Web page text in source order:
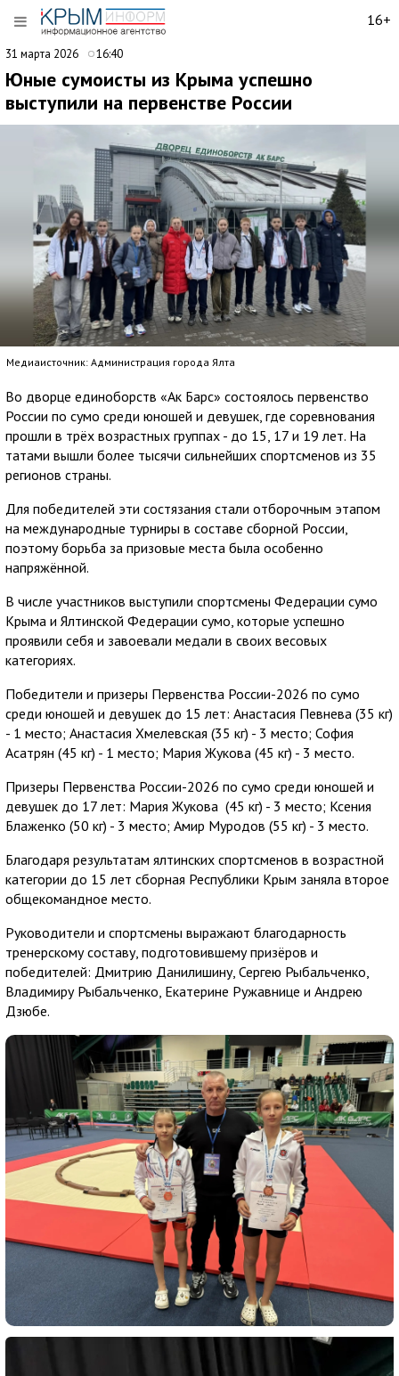
16+
31 марта 2026 16:40
Юные сумоисты из Крыма успешно
выступили на первенстве России
Медиаисточник: Администрация города Ялта
Во дворце единоборств «Ак Барс» состоялось первенство
России по сумо среди юношей и девушек, где соревнования
прошли в трёх возрастных группах - до 15, 17 и 19 лет. На
татами вышли более тысячи сильнейших спортсменов из 35
регионов страны.
Для победителей эти состязания стали отборочным этапом
на международные турниры в составе сборной России,
поэтому борьба за призовые места была особенно
напряжённой.
В числе участников выступили спортсмены Федерации сумо
Крыма и Ялтинской Федерации сумо, которые успешно
проявили себя и завоевали медали в своих весовых
категориях.
Победители и призеры Первенства России-2026 по сумо
среди юношей и девушек до 15 лет: Анастасия Певнева (35 кг)
- 1 место; Анастасия Хмелевская (35 кг) - 3 место; София
Асатрян (45 кг) - 1 место; Мария Жукова (45 кг) - 3 место.
Призеры Первенства России-2026 по сумо среди юношей и
девушек до 17 лет: Мария Жукова (45 кг) - 3 место; Ксения
Блаженко (50 кг) - 3 место; Амир Муродов (55 кг) - 3 место.
Благодаря результатам ялтинских спортсменов в возрастной
категории до 15 лет сборная Республики Крым заняла второе
общекомандное место.
Руководители и спортсмены выражают благодарность
тренерскому составу, подготовившему призёров и
победителей: Дмитрию Данилишину, Сергею Рыбальченко,
Владимиру Рыбальченко, Екатерине Ружавнице и Андрею
Дзюбе.